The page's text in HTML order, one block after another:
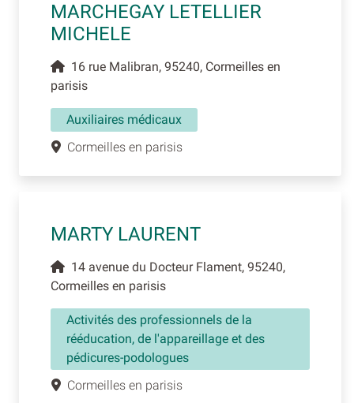
MARCHEGAY LETELLIER
MICHELE
16 rue Malibran, 95240, Cormeilles en
parisis
Auxiliaires médicaux
Cormeilles en parisis
MARTY LAURENT
14 avenue du Docteur Flament, 95240,
Cormeilles en parisis
Activités des professionnels de la
rééducation, de l'appareillage et des
pédicures-podologues
Cormeilles en parisis